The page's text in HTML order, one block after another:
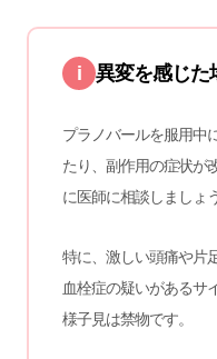
i 異変を感じた
プラノバールを服用中
たり、副作用の症状が
に医師に相談しましょう
特に、激しい頭痛や片
血栓症の疑いがあるサ
様子見は禁物です。